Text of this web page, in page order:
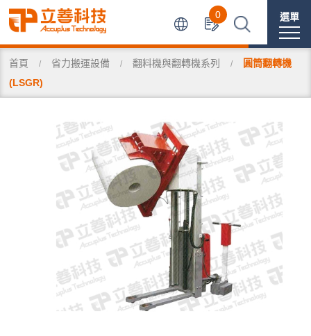
選單
0
首頁 省力搬運設備 翻料機與翻轉機系列
圓筒翻轉機
(LSGR)